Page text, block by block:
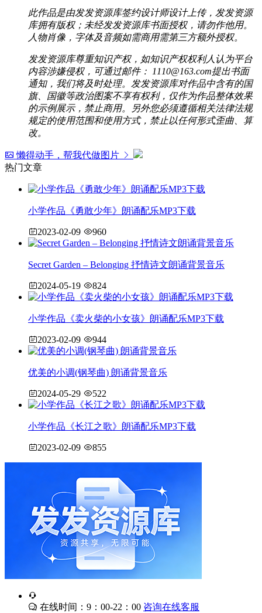
此作品是由发发资源库签约设计师设计上传，发发资源
库拥有版权；未经发发资源库书面授权，请勿作他用。
人物肖像，字体及音频如需商用需第三方额外授权。
发发资源库尊重知识产权，如知识产权权利人认为平台
内容涉嫌侵权，可通过邮件： 1110@163.com提出书面
通知，我们将及时处理。发发资源库对作品中含有的国
旗、国徽等政治图案不享有权利，仅作为作品整体效果
的示例展示，禁止商用。另外您必须遵循相关法律法规
规定的使用范围和使用方式，禁止以任何形式歪曲、算
改。
懒得动手，帮我代做图片
热门文章
小学作品《勇敢少年》朗诵配乐MP3下载
2023-02-09 960
Secret Garden – Belonging 抒情诗文朗诵背景音乐
2024-05-19 824
小学作品《卖火柴的小女孩》朗诵配乐MP3下载
2023-02-09 944
优美的小调(钢琴曲) 朗诵背景音乐
2024-05-29 522
小学作品《长江之歌》朗诵配乐MP3下载
2023-02-09 855
在线时间：9：00-22：00 咨询在线客服